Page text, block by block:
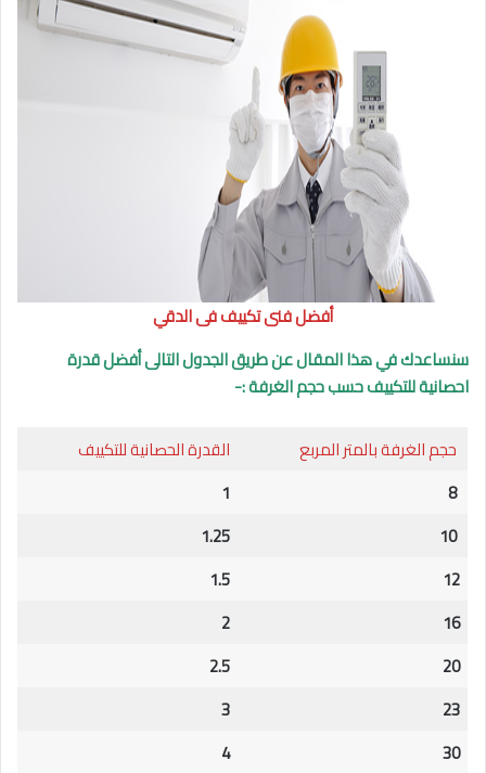
أفضل فنى تكييف فى الدقي
سنساعدك في هذا المقال عن طريق الجدول التالى أفضل قدرة
احصانية للتكييف حسب حجم الغرفة :-
حجم الغرفة بالمتر المربع
القدرة الحصانية للتكييف
8
1
10
1.25
12
1.5
16
2
20
2.5
23
3
30
4